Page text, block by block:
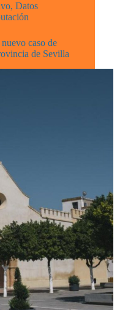
, Datos
caso de
de Sevilla